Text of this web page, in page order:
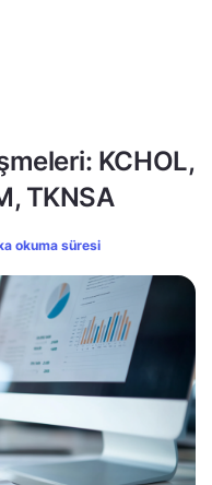
KCHOL,
TKNSA
okuma süresi